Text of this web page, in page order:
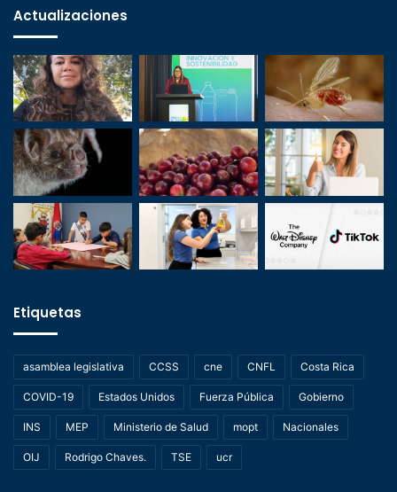
Actualizaciones
Etiquetas
asamblea legislativa CCSS cne CNFL Costa Rica
COVID-19 Estados Unidos Fuerza Pública Gobierno
INS MEP Ministerio de Salud mopt Nacionales
OIJ Rodrigo Chaves. TSE ucr